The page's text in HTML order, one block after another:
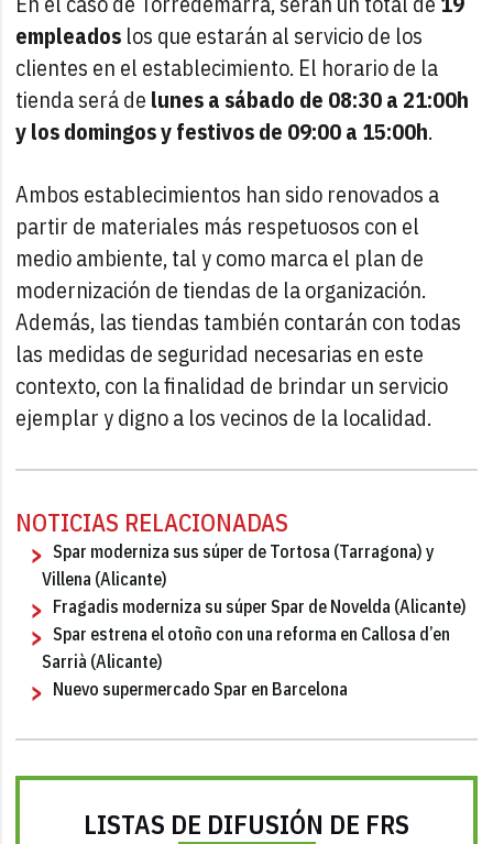
empleados los que estarán al servicio de los
clientes en el establecimiento. El horario de la
tienda será de lunes a sábado de 08:30 a 21:00h
y los domingos y festivos de 09:00 a 15:00h.
Ambos establecimientos han sido renovados a
partir de materiales más respetuosos con el
medio ambiente, tal y como marca el plan de
modernización de tiendas de la organización.
Además, las tiendas también contarán con todas
las medidas de seguridad necesarias en este
contexto, con la finalidad de brindar un servicio
ejemplar y digno a los vecinos de la localidad.
NOTICIAS RELACIONADAS
Spar moderniza sus súper de Tortosa (Tarragona) y
Villena (Alicante)
Fragadis moderniza su súper Spar de Novelda (Alicante)
Spar estrena el otoño con una reforma en Callosa d’en
Sarrià (Alicante)
Nuevo supermercado Spar en Barcelona
LISTAS DE DIFUSIÓN DE FRS